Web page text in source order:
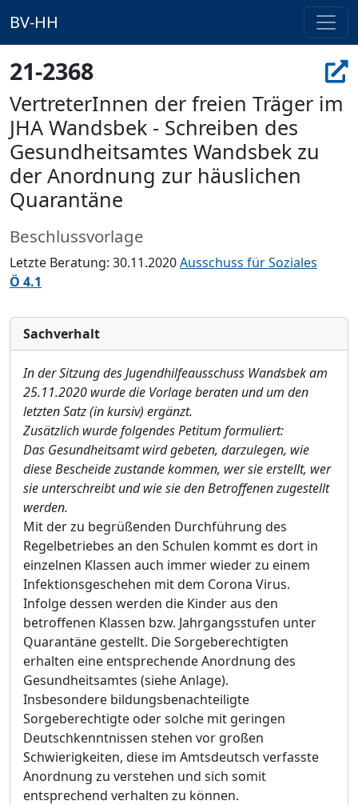
BV-HH
21-2368
VertreterInnen der freien Träger im
JHA Wandsbek - Schreiben des
Gesundheitsamtes Wandsbek zu
der Anordnung zur häuslichen
Quarantäne
Beschlussvorlage
Letzte Beratung: 30.11.2020Ausschuss für Soziales
Ö 4.1
Sachverhalt
In der Sitzung des Jugendhilfeausschuss Wandsbek am
25.11.2020 wurde die Vorlage beraten und um den
letzten Satz (in kursiv) ergänzt.
Zusätzlich wurde folgendes Petitum formuliert:
Das Gesundheitsamt wird gebeten, darzulegen, wie
diese Bescheide zustande kommen, wer sie erstellt, wer
sie unterschreibt und wie sie den Betroffenen zugestellt
werden.
Mit der zu begrüßenden Durchführung des
Regelbetriebes an den Schulen kommt es dort in
einzelnen Klassen auch immer wieder zu einem
Infektionsgeschehen mit dem Corona Virus.
Infolge dessen werden die Kinder aus den
betroffenen Klassen bzw. Jahrgangsstufen unter
Quarantäne gestellt. Die Sorgeberechtigten
erhalten eine entsprechende Anordnung des
Gesundheitsamtes (siehe Anlage).
Insbesondere bildungsbenachteiligte
Sorgeberechtigte oder solche mit geringen
Deutschkenntnissen stehen vor großen
Schwierigkeiten, diese im Amtsdeutsch verfasste
Anordnung zu verstehen und sich somit
entsprechend verhalten zu können.